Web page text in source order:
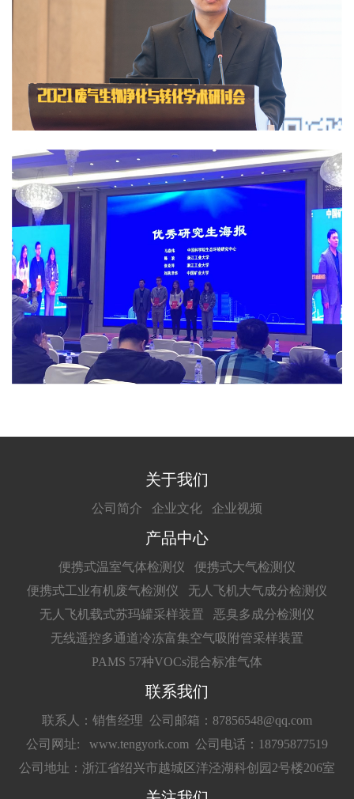
关于我们
公司简介 企业文化 企业视频
产品中心
便携式温室气体检测仪
便携式大气检测仪
便携式工业有机废气检测仪
无人飞机大气成分检测仪
无人飞机载式苏玛罐采样装置
恶臭多成分检测仪
无线遥控多通道冷冻富集空气吸附管采样装置
PAMS 57种VOCs混合标准气体
联系我们
联系人：销售经理 公司邮箱：87856548@qq.com
公司网址: www.tengyork.com 公司电话：18795877519
公司地址：浙江省绍兴市越城区洋泾湖科创园2号楼206室